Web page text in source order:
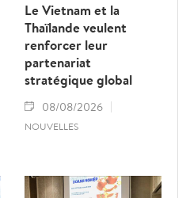
Le Vietnam et la
Thaïlande veulent
renforcer leur
partenariat
stratégique global
08/08/2026
NOUVELLES